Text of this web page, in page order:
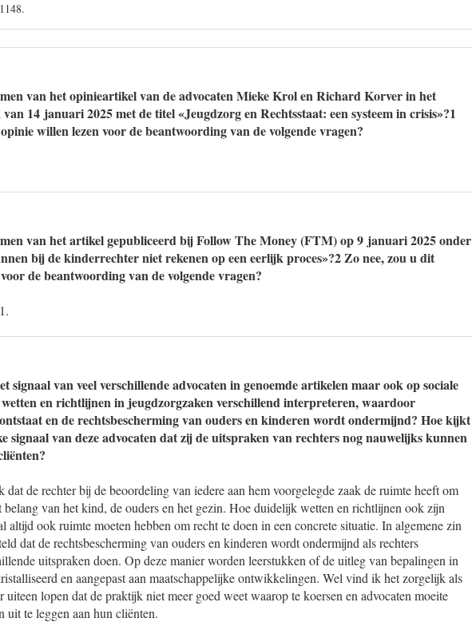
van het opinieartikel van de advocaten Mieke Krol en Richard Korver in het
14 januari 2025 met de titel «Jeugdzorg en Rechtsstaat: een systeem in crisis»?1
willen lezen voor de beantwoording van de volgende vragen?
van het artikel gepubliceerd bij Follow The Money (FTM) op 9 januari 2025 onder
bij de kinderrechter niet rekenen op een eerlijk proces»?2 Zo nee, zou u dit
de beantwoording van de volgende vragen?
signaal van veel verschillende advocaten in genoemde artikelen maar ook op sociale
en richtlijnen in jeugdzorgzaken verschillend interpreteren, waardoor
en de rechtsbescherming van ouders en kinderen wordt ondermijnd? Hoe kijkt
signaal van deze advocaten dat zij de uitspraken van rechters nog nauwelijks kunnen
de rechter bij de beoordeling van iedere aan hem voorgelegde zaak de ruimte heeft om
belang van het kind, de ouders en het gezin. Hoe duidelijk wetten en richtlijnen ook zijn
altijd ook ruimte moeten hebben om recht te doen in een concrete situatie. In algemene zin
dat de rechtsbescherming van ouders en kinderen wordt ondermijnd als rechters
uitspraken doen. Op deze manier worden leerstukken of de uitleg van bepalingen in
en aangepast aan maatschappelijke ontwikkelingen. Wel vind ik het zorgelijk als
uiteen lopen dat de praktijk niet meer goed weet waarop te koersen en advocaten moeite
uit te leggen aan hun cliënten.